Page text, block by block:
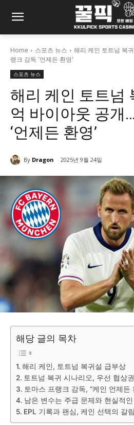
Home 스포츠 뉴스
해리 케인 토트넘 복
랭크 감독 '언제든 환영'
스포츠 뉴스
해리 케인 토트넘
억 바이아웃 공개
‘언제든 환영’
By Dragon 2025년 9월 24일
해당 글의 목차
해리 케인, 토트넘 복귀설 급부상
토트넘 복귀 시나리오, 우선 협상
토마스 프랭크 감독, “케인 언제든
남은 변수는 주급 문제와 현실적인
EPL 기록과 팬심, 케인 선택의 갈